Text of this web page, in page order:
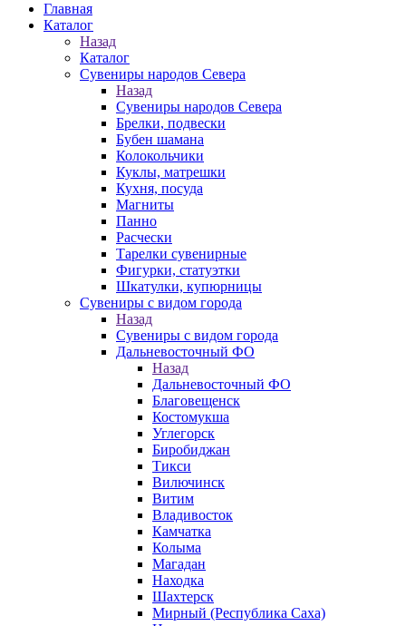
Главная
Каталог
Назад
Каталог
Сувениры народов Севера
Назад
Сувениры народов Севера
Брелки, подвески
Бубен шамана
Колокольчики
Куклы, матрешки
Кухня, посуда
Магниты
Панно
Расчески
Тарелки сувенирные
Фигурки, статуэтки
Шкатулки, купюрницы
Сувениры с видом города
Назад
Сувениры с видом города
Дальневосточный ФО
Назад
Дальневосточный ФО
Благовещенск
Костомукша
Углегорск
Биробиджан
Тикси
Вилючинск
Витим
Владивосток
Камчатка
Колыма
Магадан
Находка
Шахтерск
Мирный (Республика Саха)